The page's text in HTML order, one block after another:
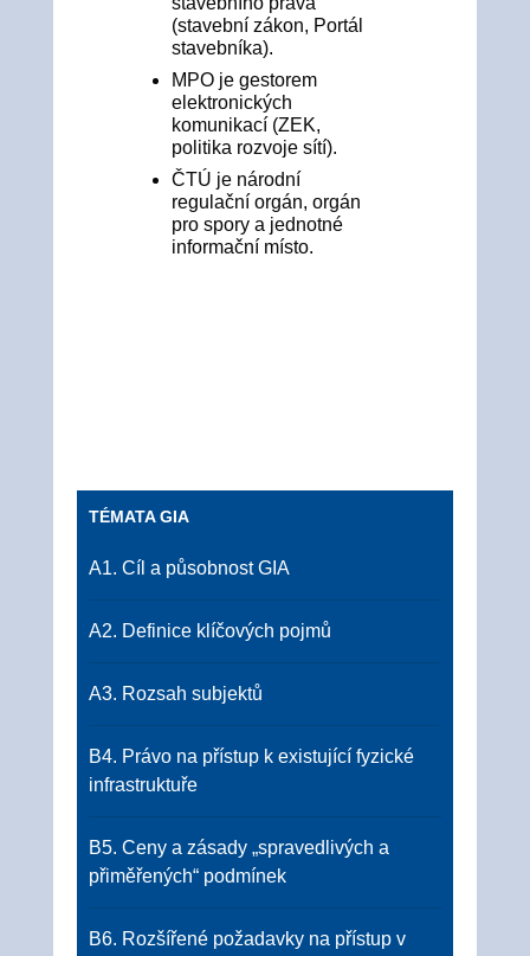
TÉMATA GIA
A1. Cíl a působnost GIA
A2. Definice klíčových pojmů
A3. Rozsah subjektů
B4. Právo na přístup k existující fyzické
infrastruktuře
B5. Ceny a zásady „spravedlivých a
přiměřených“ podmínek
B6. Rozšířené požadavky na přístup v
(stavební zákon, Portál
stavebníka).
MPO je gestorem
elektronických
komunikací (ZEK,
politika rozvoje sítí).
ČTÚ je národní
regulační orgán, orgán
pro spory a jednotné
informační místo.